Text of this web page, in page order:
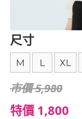
尺寸
M L XL
市價 5,980
特價 1,800